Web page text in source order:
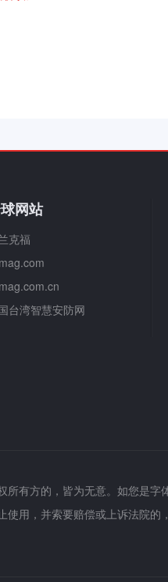
网站
克福
台湾智慧安防网
有方的，皆为无意。如您是
用，并索要赔偿或上诉法院的